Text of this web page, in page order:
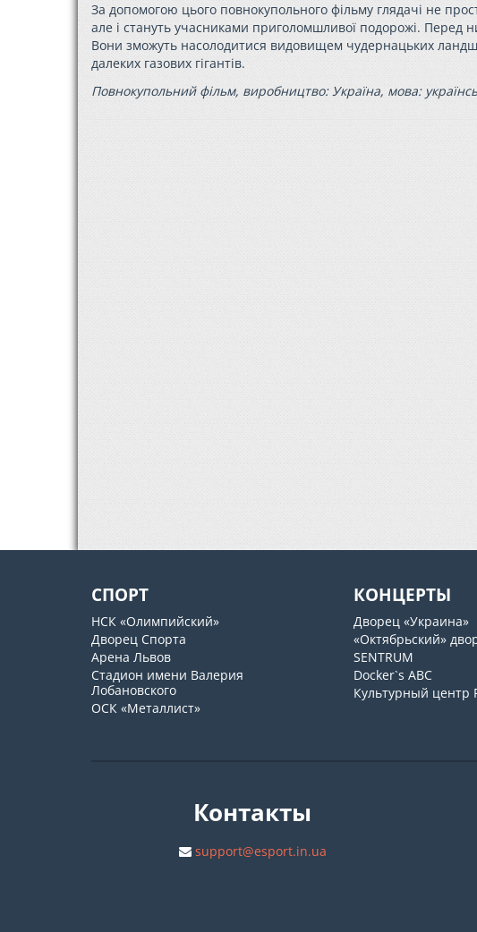
За допомогою цього повнокупольного фільму глядачі не
але і стануть учасниками приголомшливої подорожі. Перед
Вони зможуть насолодитися видовищем чудернацьких
далеких газових гігантів.
Повнокупольний фільм, виробництво: Україна, мова:
СПОРТ
НСК «Олимпийский»
Дворец Спорта
Арена Львов
Стадион имени Валерия
Лобановского
ОСК «Металлист»
КОНЦЕРТЫ
Дворец «Украина»
«Октябрьский»
SENTRUM
Docker`s ABC
Культурный центр
Контакты
support@esport.in.ua